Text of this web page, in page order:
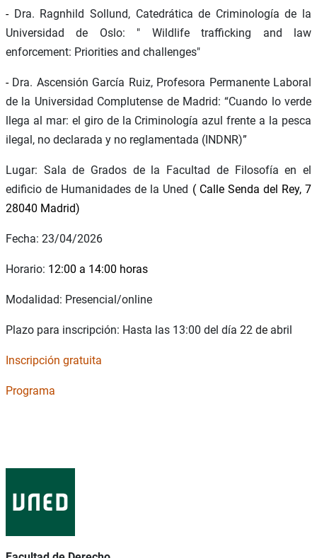
-Dra. Ragnhild Sollund, Catedrática de Criminología de la
Universidad de Oslo: "
Wildlife trafficking and law
enforcement: Priorities and challenges"
- Dra. Ascensión García Ruiz, Profesora Permanente Laboral
de la Universidad Complutense de Madrid: “Cuando lo verde
llega al mar: el giro de la Criminología azul frente a la pesca
ilegal, no declarada y no reglamentada (INDNR)”
Lugar: Sala de Grados de la Facultad de Filosofía en el
edificio de Humanidades de la Uned ( Calle Senda del Rey, 7
28040 Madrid)
Fecha: 23/04/2026
Horario: 12:00 a 14:00 horas
Modalidad: Presencial/online
Plazo para inscripción: Hasta las 13:00 del día 22 de abril
Inscripción gratuita
Programa